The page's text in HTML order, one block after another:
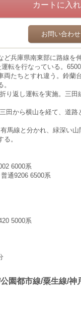
お問い合わせ
ど兵庫県南東部に路線を
転を行なっている。
たちとすれ違う。鈴
り返し運転を実施。三
田から横山を経て、道
馬線と分かれ、緑深い
る。
6000系
通9206 6500系
5000系
園都市線/粟生線/神